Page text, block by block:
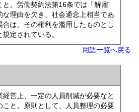
と。労働契約法第16条では「解雇
な理由を欠き、社会通念上相当であ
合は、その権利を濫用したものとし
定されている。
用語一覧へ戻る
営上、一定の人員削減が必要なと
こと。原則として、人員整理の必要